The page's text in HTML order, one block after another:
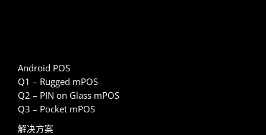
Android POS
Q1 – Rugged mPOS
Q2 – PIN on Glass mPOS
Q3 – Pocket mPOS
解决方案